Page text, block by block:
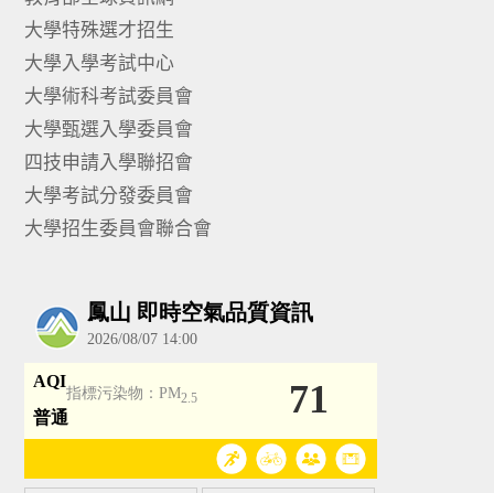
大學特殊選才招生
大學入學考試中心
大學術科考試委員會
大學甄選入學委員會
四技申請入學聯招會
大學考試分發委員會
大學招生委員會聯合會